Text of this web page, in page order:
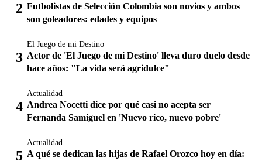
Futbolistas de Selección Colombia son novios y ambos
son goleadores: edades y equipos
El Juego de mi Destino
Actor de 'El Juego de mi Destino' lleva duro duelo desde
hace años: "La vida será agridulce"
Actualidad
Andrea Nocetti dice por qué casi no acepta ser
Fernanda Samiguel en 'Nuevo rico, nuevo pobre'
Actualidad
A qué se dedican las hijas de Rafael Orozco hoy en día: